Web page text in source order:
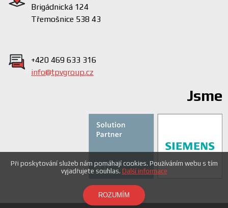
Brigádnická 124
Třemošnice 538 43
+420 469 633 316
info@tpvgroup.cz
Jsme
Při poskytování služeb nám pomáhají cookies. Používáním webu s tím
vyjadřujete souhlas. Další informace
ROZUMÍM